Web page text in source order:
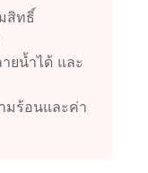
สิทธิ์
ยน้ำได้ และ
มร้อนและค่า